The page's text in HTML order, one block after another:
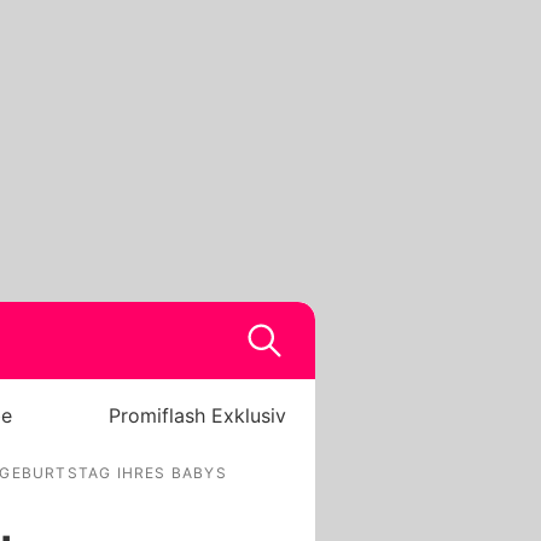
Promiflash Exklusiv
IHRES BABYS